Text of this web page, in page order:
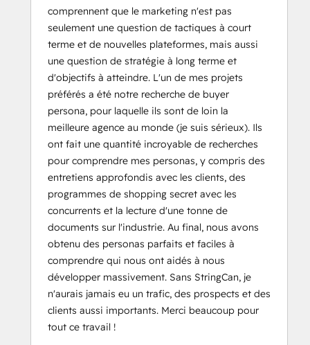
comprennent que le marketing n'est pas
seulement une question de tactiques à court
terme et de nouvelles plateformes, mais aussi
une question de stratégie à long terme et
d'objectifs à atteindre. L'un de mes projets
préférés a été notre recherche de buyer
persona, pour laquelle ils sont de loin la
meilleure agence au monde (je suis sérieux). Ils
ont fait une quantité incroyable de recherches
pour comprendre mes personas, y compris des
entretiens approfondis avec les clients, des
programmes de shopping secret avec les
concurrents et la lecture d'une tonne de
documents sur l'industrie. Au final, nous avons
obtenu des personas parfaits et faciles à
comprendre qui nous ont aidés à nous
développer massivement. Sans StringCan, je
n'aurais jamais eu un trafic, des prospects et des
clients aussi importants. Merci beaucoup pour
tout ce travail !